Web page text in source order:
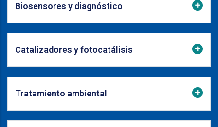
Biosensores y diagnóstico
Catalizadores y fotocatálisis
Tratamiento ambiental